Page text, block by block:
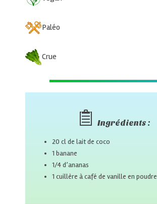
Paléo
Crue
Ingrédients :
20 cl de lait de coco
1 banane
1/4 d’ananas
1 cuillère à café de vanille en poudre